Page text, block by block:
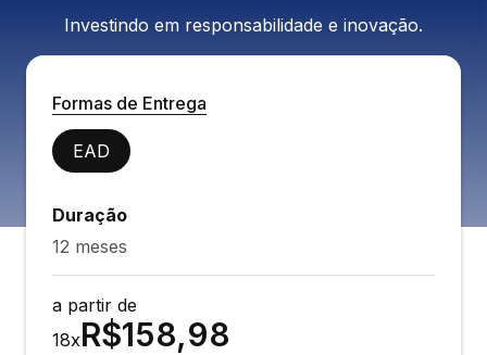
Investindo em responsabilidade e inovação.
Formas de Entrega
EAD
Duração
12 meses
a partir de
18xR$158,98